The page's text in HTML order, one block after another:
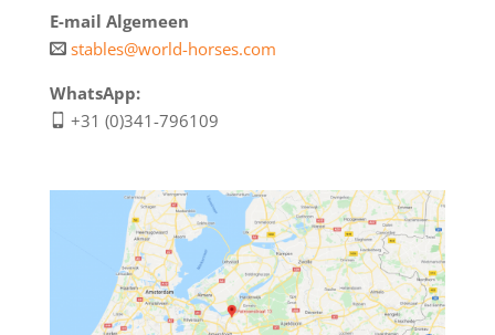
E-mail Algemeen
stables@world-horses.com
WhatsApp:
+31 (0)341-796109